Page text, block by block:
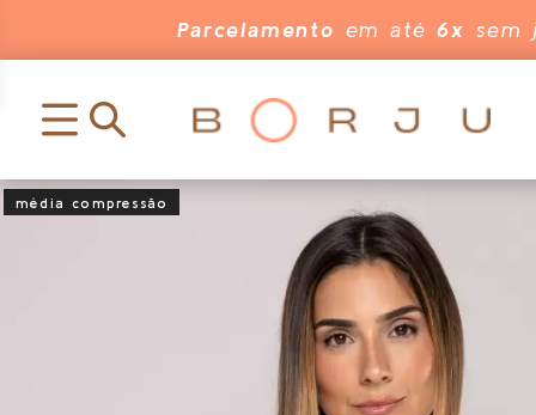
Parcelamento em até6x sem
média compressão